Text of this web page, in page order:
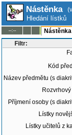
Nástěnka
Hledání lístků
--:-- Nástěnka
Filtr:
Kód
Název předmětu (s
Příjmení osoby (s
Lístky
Lístky učitelů z